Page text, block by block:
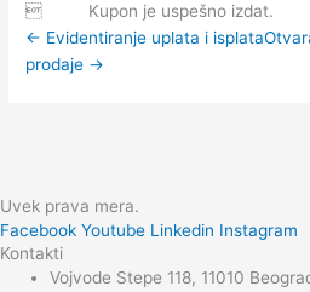

Kupon je uspešno izdat.
← Evidentiranje uplata i isplata
prodaje →
Uvek prava mera.
Facebook Youtube Linkedin Instagram
Kontakti
Vojvode Stepe 118, 11010